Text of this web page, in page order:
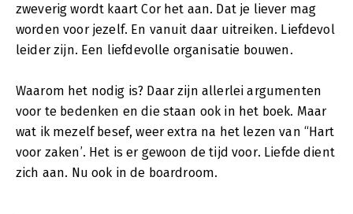
zweverig wordt kaart Cor het aan. Dat je liever mag
worden voor jezelf. En vanuit daar uitreiken. Liefdevol
leider zijn. Een liefdevolle organisatie bouwen.
Waarom het nodig is? Daar zijn allerlei argumenten
voor te bedenken en die staan ook in het boek. Maar
wat ik mezelf besef, weer extra na het lezen van “Hart
voor zaken’. Het is er gewoon de tijd voor. Liefde dient
zich aan. Nu ook in de boardroom.